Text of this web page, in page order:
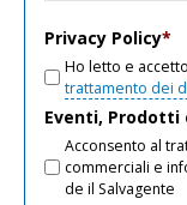
Privacy Policy*
Ho letto e accetto
trattamento dei
Eventi, Prodotti
Acconsento al
commerciali e
de il Salvagente